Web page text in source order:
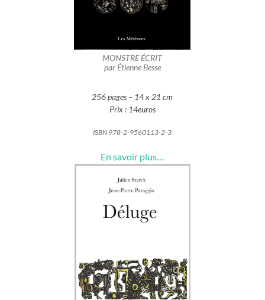
MONSTRE ÉCRIT
par Étienne Besse
256 pages – 14 x 21 cm
Prix : 14euros
ISBN 978-2-9560113-2-3
En savoir plus…